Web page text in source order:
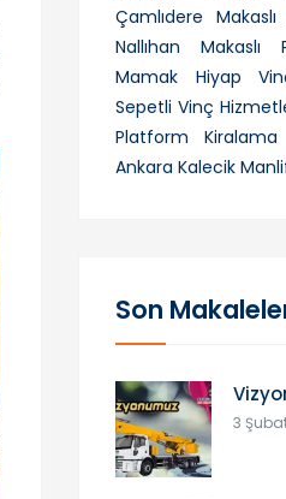
Çamlıdere
Nallıhan
Mamak Hiyap
Sepetli Vinç
Platform Kiralama
Ankara Kalecik
Son
3